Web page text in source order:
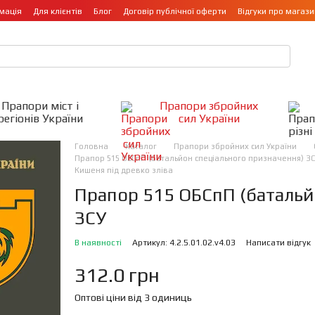
Для клієнтів Блог Договір публічної оферти Відгуки про
Прапори міст і
України
Прапори збройних
сил України
Головна Каталог Прапори збройних сил України
Прапор 515 ОБСпП (батальйон спеціального призначення)
Кишеня під древко зліва
Прапор 515 ОБСпП
ЗСУ
В наявності Артикул: 4.2.5.01.02.v4.03 Написати відгук
312.0 грн
Оптові ціни від 3 одиниць